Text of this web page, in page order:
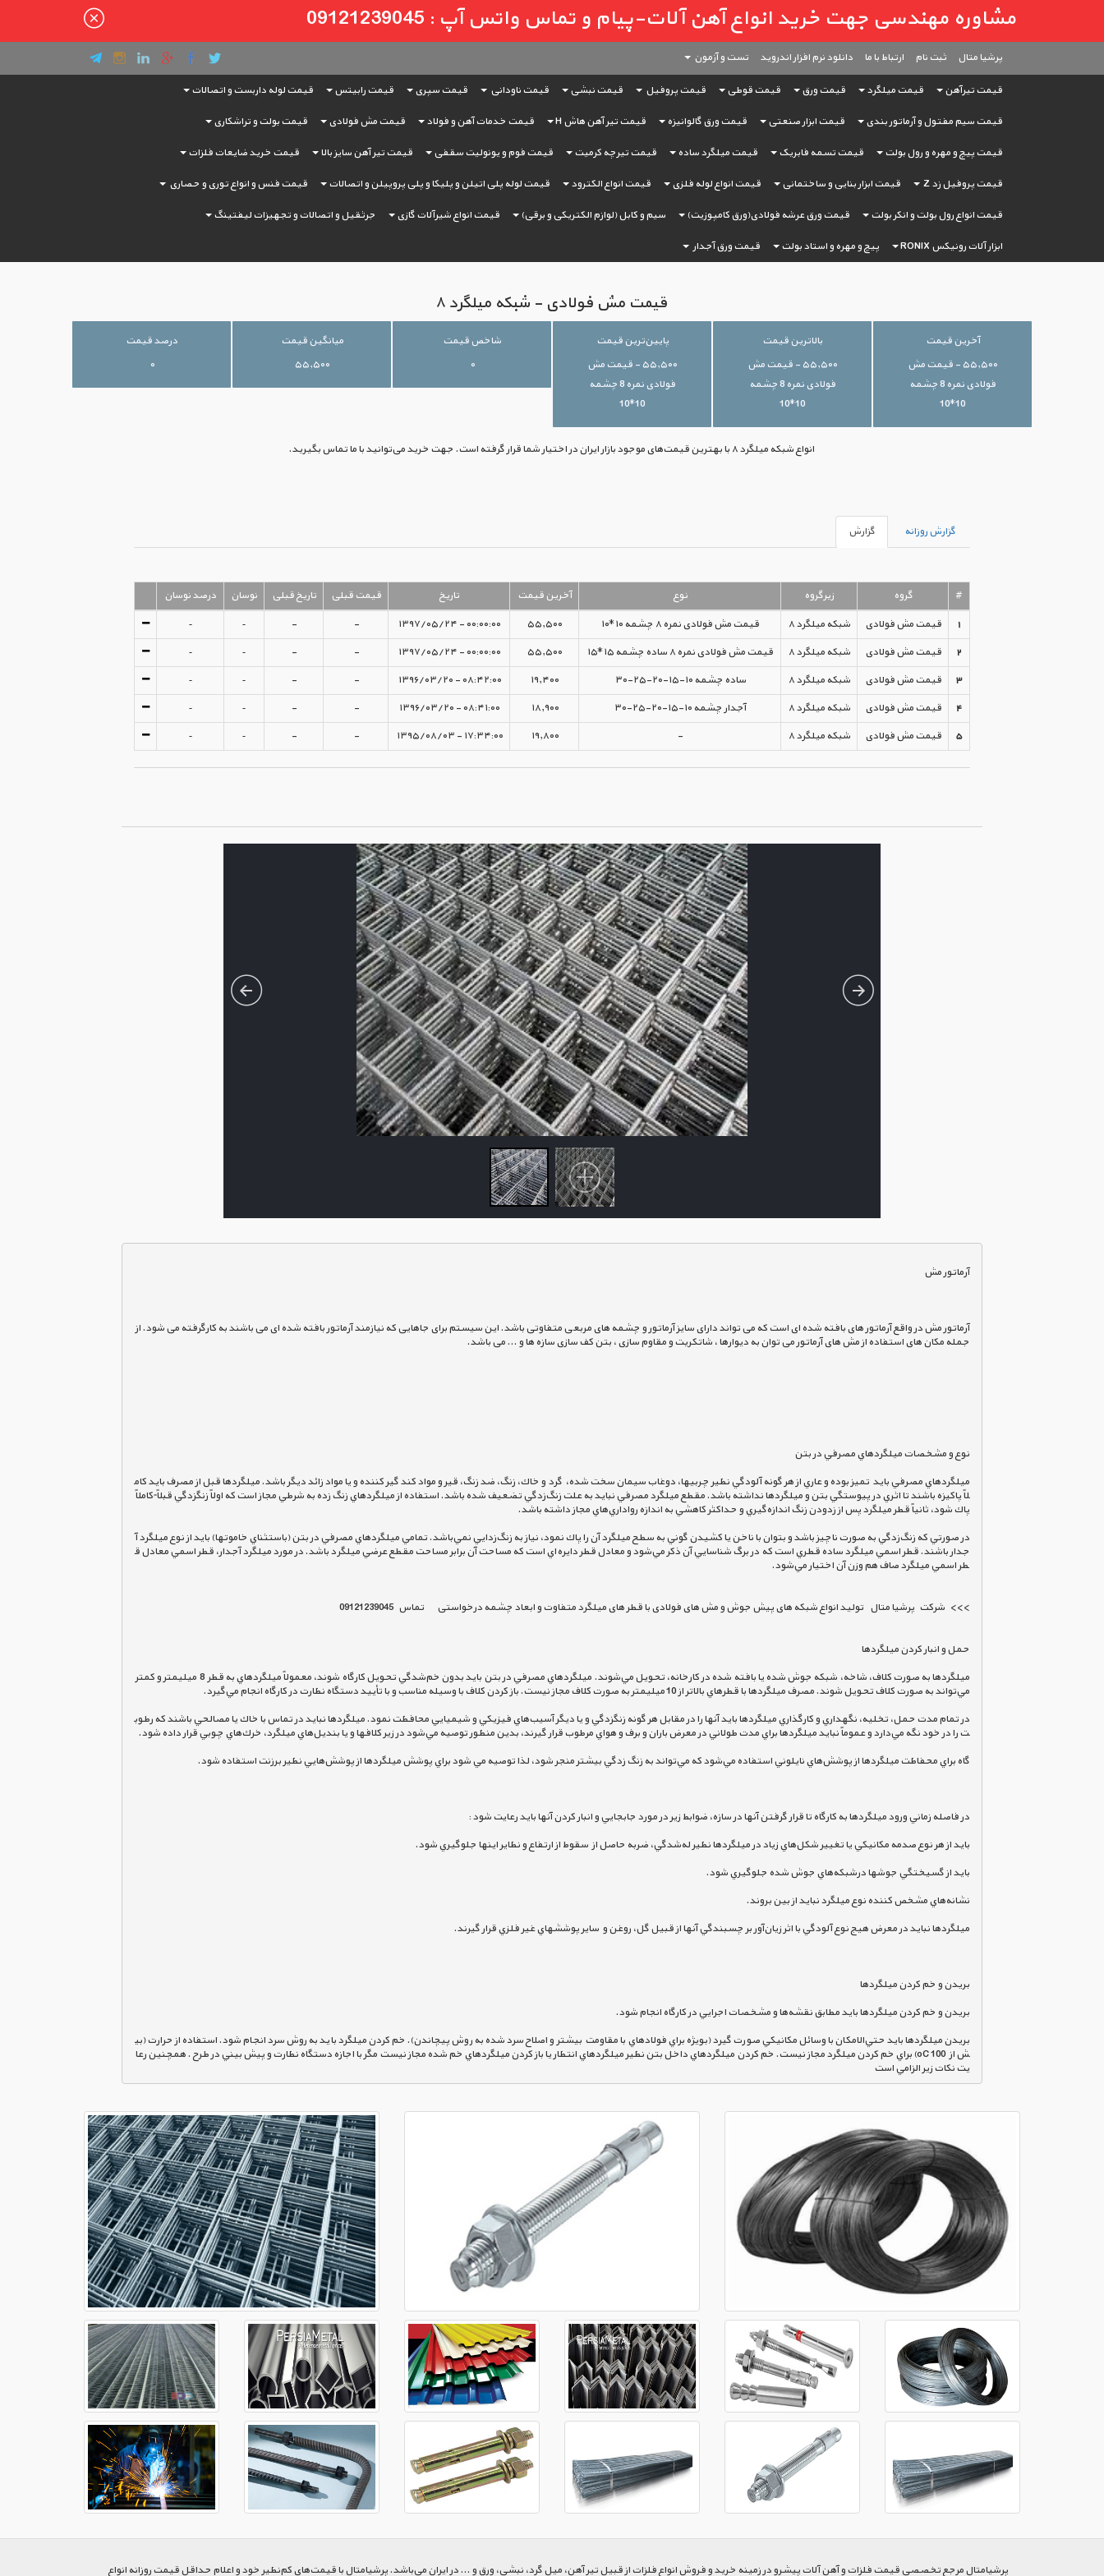
مشاوره مهندسی جهت خرید انواع آهن آلات-پیام و تماس واتس آپ : 09121239045
پرشیا متال ثبت ‌نام ارتباط با ما دانلود نرم افزار اندروید تست و آزمون
قیمت تیرآهن قیمت میلگرد قیمت ورق قیمت قوطی قیمت پروفیل قیمت نبشی قیمت ناودانی قیمت سپری قیمت رابیتس قیمت لوله داربست و اتصالات
قیمت سیم مفتول و آرماتور بندی قیمت ابزار صنعتی قیمت ورق گالوانیزه قیمت تیر آهن هاش H قیمت خدمات آهن و فولاد قیمت مش فولادی قیمت بولت و تراشکاری
قیمت پیچ و مهره و رول بولت قیمت تسمه فابریک قیمت میلگرد ساده قیمت تیرچه کرمیت قیمت فوم و یونولیت سقفی قیمت تیر آهن سایز بالا قیمت خرید ضایعات فلزات
قیمت پروفیل زد Z قیمت ابزار بنایی و ساختمانی قیمت انواع لوله فلزی قیمت انواع الکترود قیمت لوله پلی اتیلن و پلیکا و پلی پروپیلن و اتصالات قیمت فنس و انواع توری و حصاری
قیمت انواع رول بولت و انکر بولت قیمت ورق عرشه فولادی(ورق کامپوزیت) سیم و کابل (لوازم الکتریکی و برقی) قیمت انواع شیرآلات گازی جرثقیل و اتصالات و تجهیزات لیفتینگ
ابزار آلات رونیکس RONIX پیچ و مهره و استاد بولت قیمت ورق آجدار
قیمت مش فولادی - شبکه میلگرد ۸
آخرین قیمت
۵۵,۵۰۰ - قیمت مش
فولادی نمره 8 چشمه
10*10
بالاترین قیمت
۵۵,۵۰۰ - قیمت مش
فولادی نمره 8 چشمه
10*10
پایین‌ترین قیمت
۵۵,۵۰۰ - قیمت مش
فولادی نمره 8 چشمه
10*10
شاخص قیمت
۰
میانگین قیمت
۵۵,۵۰۰
درصد قیمت
۰
انواع شبکه میلگرد ۸ با بهترین قیمت‌های موجود بازار ایران در اختیار شما قرار گرفته است. جهت خرید می‌توانید با ما تماس بگیرید.
گزارش روزانه گزارش
# گروه زیرگروه نوع آخرین قیمت تاریخ قیمت قبلی تاریخ قبلی نوسان
درصد نوسان
1
قیمت مش فولادی شبکه میلگرد ۸ قیمت مش فولادی نمره ۸ چشمه ۱۰*۱۰ ۵۵,۵۰۰ ۰۰:۰۰:۰۰ - ۱۳۹۷/۰۵/۲۴ -
-
-
-
2
قیمت مش فولادی شبکه میلگرد ۸ قیمت مش فولادی نمره ۸ ساده چشمه ۱۵*۱۵ ۵۵,۵۰۰ ۰۰:۰۰:۰۰ - ۱۳۹۷/۰۵/۲۴ -
-
-
-
3
قیمت مش فولادی شبکه میلگرد ۸ ساده چشمه ۱۰-۱۵-۲۰-۲۵-۳۰ ۱۹,۴۰۰ ۰۸:۴۲:۰۰ - ۱۳۹۶/۰۳/۲۰ -
-
-
-
4
قیمت مش فولادی شبکه میلگرد ۸ آجدار چشمه ۱۰-۱۵-۲۰-۲۵-۳۰ ۱۸,۹۰۰ ۰۸:۴۱:۰۰ - ۱۳۹۶/۰۳/۲۰ -
-
-
-
5
قیمت مش فولادی شبکه میلگرد ۸ - ۱۹,۸۰۰ ۱۷:۳۴:۰۰ - ۱۳۹۵/۰۸/۰۳ -
-
-
-
ميلگردهاي مصرفي بايد  تميز بوده و عاري از هر گونه آلودگي نظير چربيها، دوغاب سيمان سخت شده،  گرد و خاك، زنگ، ضد زنگ، قير و مواد كند گير كننده و يا مواد زائد ديگر باشد. ميلگردها قبل از مصرف بايد كام
در صورتي كه زنگ‌زدگي به صورت ناچيز باشد و بتوان با ناخن يا كشيدن گوني به سطح ميلگرد آن را پاك نمود، نياز به زنگ‌زدايي نمي‌باشد. تمامي ميلگردهاي مصرفي در بتن (باستثناي خاموتها) بايد از نوع ميلگرد آ
جدار باشند. قطر اسمي ميلگرد ساده قطري است كه در برگ شناسايي آن ذكر مي‌شود و معادل قطر دايره‌اي است كه مساحت آن برابر مساحت مقطع عرضي ميلگرد باشد. در مورد ميلگرد آجدار، قطر اسمي معادل ق
>>>   شرکت   پرشیا متال    تولید انواع شبکه های پیش جوش و مش های فولادی با قطر های میلگرد متفاوت و ابعاد چشمه درخواستی        تماس   09121239045
در تمام مدت حمل، تخليه، نگهداري و كارگذاري ميلگردها بايد آنها را در مقابل هر گونه زنگزدگي و يا ديگر آسيب‌هاي فيزيكي و شيميايي محافظت نمود. ميلگردها نبايد در تماس با خاك يا مصالحي باشند كه رطوب
بريدن ميلگردها بايد حتي‌الامكان با وسائل مكانيكي صورت گيرد (بويژه براي فولادهاي با مقاومت  بيشتر و اصلاح سرد شده به روش پيچاندن). خم كردن ميلگرد بايد به روش سرد انجام شود. استفاده از حرارت (بي
ش از  oC 100) براي خم كردن ميلگرد مجاز نيست. خم كردن ميلگردهاي داخل بتن نظير ميلگردهاي انتظار يا باز كردن ميلگردهاي خم شده مجاز نيست مگر با اجازه دستگاه نظارت و پيش بيني در طرح . همچنين رعا
يت نكات زير الزامي است
پرشیا‌متال مرجع تخصصی قیمت فلزات و آهن آلات پیشرو در زمینه خرید و فروش انواع فلزات از قبیل تیر آهن، میل گرد، نبشی، ورق و ... در ایران می‌باشد. پرشیامتال با قیمت‌های کم‌نظیر خود و اعلام حداقل قیمت روزانه انواع